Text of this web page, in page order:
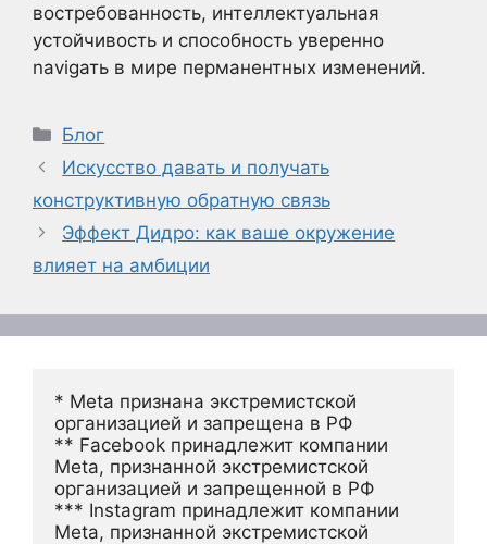
востребованность, интеллектуальная
устойчивость и способность уверенно
navigать в мире перманентных изменений.
Рубрики
Блог
Искусство давать и получать
конструктивную обратную связь
Эффект Дидро: как ваше окружение
влияет на амбиции
* Meta признана экстремистской
организацией и запрещена в РФ
** Facebook принадлежит компании
Meta, признанной экстремистской
организацией и запрещенной в РФ
*** Instagram принадлежит компании
Meta, признанной экстремистской